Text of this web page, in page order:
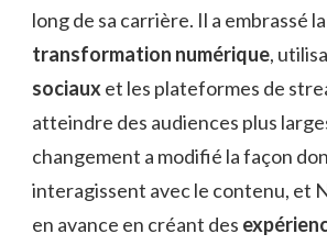
long de sa carrière. Il a embrassé la
transformation numérique,
sociaux et les plateformes de
atteindre des audiences plus
changement a modifié la façon
interagissent avec le contenu, et
en avance en créant des